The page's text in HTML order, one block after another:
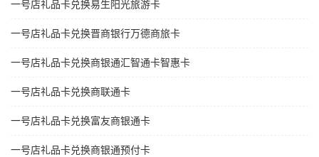
一号店礼品卡兑换易生阳光旅游卡
一号店礼品卡兑换晋商银行万德商旅卡
一号店礼品卡兑换商银通汇智通卡智惠卡
一号店礼品卡兑换商联通卡
一号店礼品卡兑换富友商银通卡
一号店礼品卡兑换商银通预付卡